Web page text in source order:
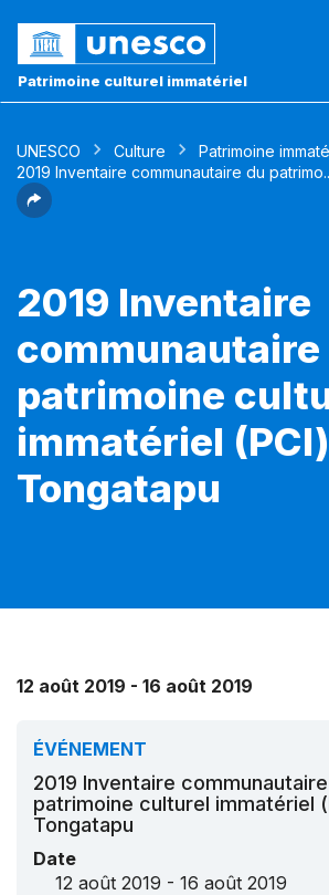
Patrimoine culturel immatériel
UNESCO Culture
Patrimoine
2019 Inventaire communautaire du
2019 Inventaire
communautaire
patrimoine
immatériel
Tongatapu
12 août 2019 - 16 août 2019
ÉVÉNEMENT
2019 Inventaire
patrimoine culturel immatériel
Tongatapu
Date
12 août 2019 - 16 août 2019